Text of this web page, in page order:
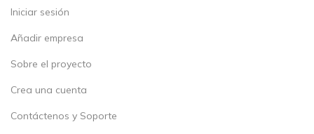
Iniciar sesión
Añadir empresa
Sobre el proyecto
Crea una cuenta
Contáctenos y Soporte